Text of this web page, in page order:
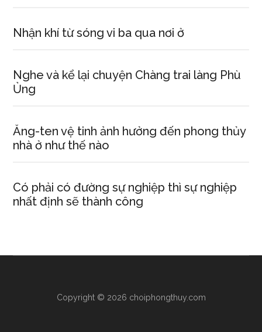
Nhận khí từ sóng vi ba qua nơi ở
Nghe và kể lại chuyện Chàng trai làng Phù
Ủng
Ăng-ten vệ tinh ảnh hưởng đến phong thủy
nhà ở như thế nào
Có phải có đường sự nghiệp thì sự nghiệp
nhất định sẽ thành công
Copyright © 2026 choiphongthuy.com